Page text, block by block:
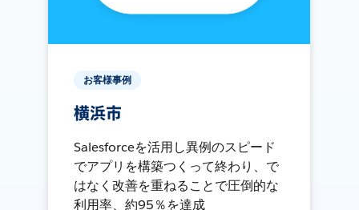
お客様事例
横浜市
Salesforceを活用し異例のスピード
でアプリを構築つくって終わり、で
はなく改善を重ねることで圧倒的な
利用率、約95％を達成